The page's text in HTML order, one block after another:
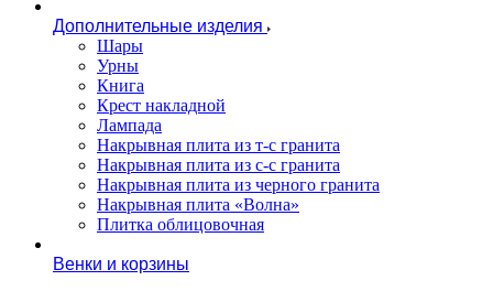
Дополнительные изделия
Шары
Урны
Книга
Крест накладной
Лампада
Накрывная плита из т-с гранита
Накрывная плита из с-с гранита
Накрывная плита из черного гранита
Накрывная плита «Волна»
Плитка облицовочная
Венки и корзины